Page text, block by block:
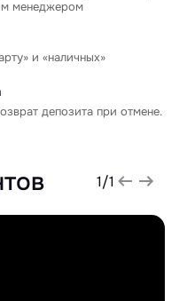
менеджером
и «наличных»
депозита при отмене.
1/1